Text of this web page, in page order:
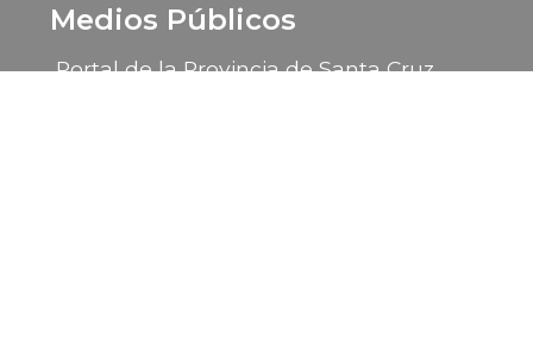
Medios Públicos
Portal de la Provincia de Santa Cruz